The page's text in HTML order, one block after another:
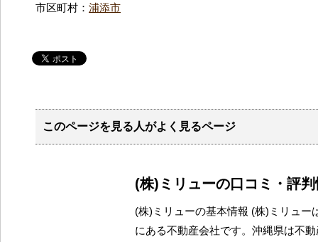
市区町村： 浦添市
このページを見る人がよく見るページ
(株)ミリューの口コミ・評
(株)ミリューの基本情報 (株)ミリュー
にある不動産会社です。沖縄県は不